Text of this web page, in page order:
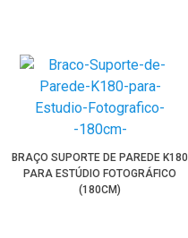
BRAÇO SUPORTE DE PAREDE K180
PARA ESTÚDIO FOTOGRÁFICO
(180CM)